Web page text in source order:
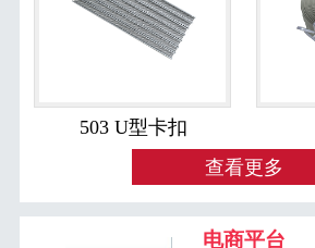
503 U型卡扣
查看更多
电商平台